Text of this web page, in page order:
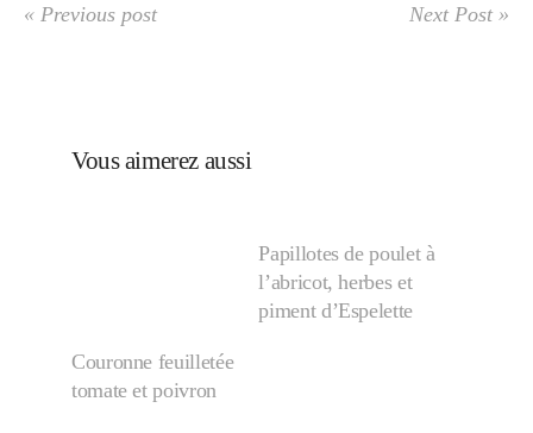
« Previous post Next Post »
Vous aimerez aussi
Couronne feuilletée
tomate et poivron
Papillotes de poulet à
l’abricot, herbes et
piment d’Espelette